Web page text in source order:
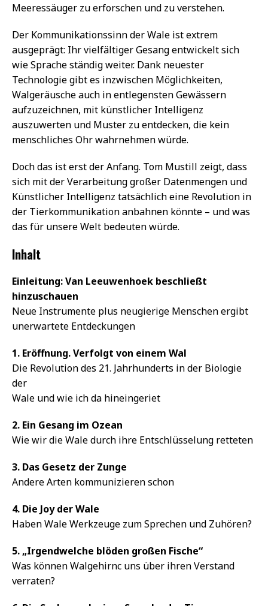
Meeressäuger zu erforschen und zu verstehen.
Der Kommunikationssinn der Wale ist extrem
ausgeprägt: Ihr vielfältiger Gesang entwickelt sich
wie Sprache ständig weiter. Dank neuester
Technologie gibt es inzwischen Möglichkeiten,
Walgeräusche auch in entlegensten Gewässern
aufzuzeichnen, mit künstlicher Intelligenz
auszuwerten und Muster zu entdecken, die kein
menschliches Ohr wahrnehmen würde.
Doch das ist erst der Anfang. Tom Mustill zeigt, dass
sich mit der Verarbeitung großer Datenmengen und
Künstlicher Intelligenz tatsächlich eine Revolution in
der Tierkommunikation anbahnen könnte – und was
das für unsere Welt bedeuten würde.
Inhalt
Einleitung: Van Leeuwenhoek beschließt
hinzuschauen
Neue Instrumente plus neugierige Menschen ergibt
unerwartete Entdeckungen
1. Eröffnung. Verfolgt von einem Wal
Die Revolution des 21. Jahrhunderts in der Biologie
der
Wale und wie ich da hineingeriet
2. Ein Gesang im Ozean
Wie wir die Wale durch ihre Entschlüsselung retteten
3. Das Gesetz der Zunge
Andere Arten kommunizieren schon
4. Die Joy der Wale
Haben Wale Werkzeuge zum Sprechen und Zuhören?
5. „Irgendwelche blöden großen Fische“
Was können Walgehirnc uns über ihren Verstand
verraten?